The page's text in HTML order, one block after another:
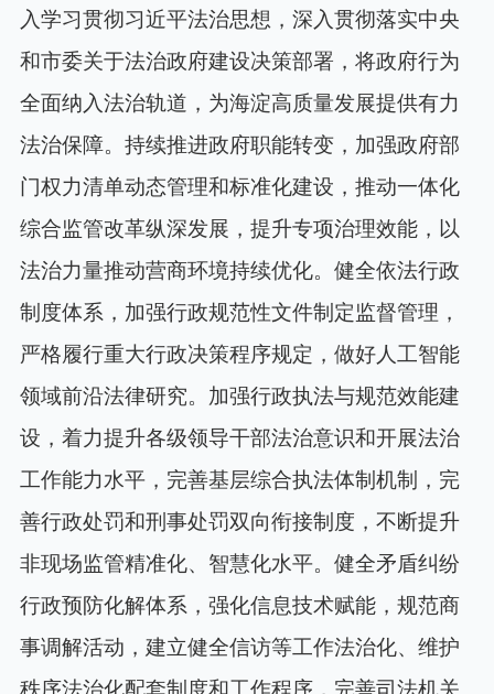
入学习贯彻习近平法治思想，深入贯彻落实中央
和市委关于法治政府建设决策部署，将政府行为
全面纳入法治轨道，为海淀高质量发展提供有力
法治保障。持续推进政府职能转变，加强政府部
门权力清单动态管理和标准化建设，推动一体化
综合监管改革纵深发展，提升专项治理效能，以
法治力量推动营商环境持续优化。健全依法行政
制度体系，加强行政规范性文件制定监督管理，
严格履行重大行政决策程序规定，做好人工智能
领域前沿法律研究。加强行政执法与规范效能建
设，着力提升各级领导干部法治意识和开展法治
工作能力水平，完善基层综合执法体制机制，完
善行政处罚和刑事处罚双向衔接制度，不断提升
非现场监管精准化、智慧化水平。健全矛盾纠纷
行政预防化解体系，强化信息技术赋能，规范商
事调解活动，建立健全信访等工作法治化、维护
秩序法治化配套制度和工作程序，完善司法机关